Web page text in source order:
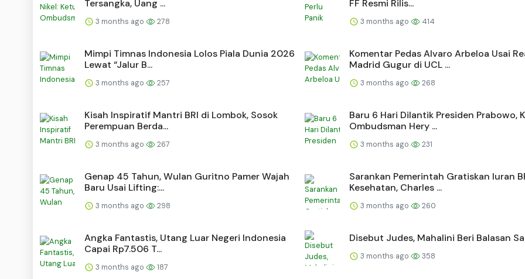
Tersangka, Uang ...
3 months ago 278
FF Resmi Rilis...
3 months ago 414
Mimpi Timnas Indonesia Lolos Piala Dunia 2026
Lewat “Jalur B...
3 months ago 257
Komentar Pedas Alvaro Arbeloa Usai
Madrid Gugur di UCL ...
3 months ago 268
Kisah Inspiratif Mantri BRI di Lombok, Sosok
Perempuan Berda...
3 months ago 267
Baru 6 Hari Dilantik Presiden Prabowo,
Ombudsman Hery ...
3 months ago 231
Genap 45 Tahun, Wulan Guritno Pamer Wajah
Baru Usai Lifting:...
3 months ago 298
Sarankan Pemerintah Gratiskan Iuran
Kesehatan, Charles ...
3 months ago 260
Angka Fantastis, Utang Luar Negeri Indonesia
Capai Rp7.506 T...
3 months ago 187
Disebut Judes, Mahalini Beri Balasan
3 months ago 358